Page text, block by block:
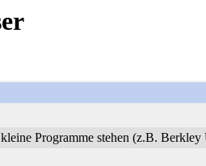
Programme stehen (z.B.